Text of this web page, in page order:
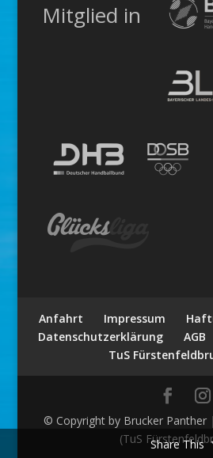
Mitglied in
Anfahrt Impressum
Datenschutzerklärung
AGB
TuS
© Copyright by Brucker Panther
(TuS Share This